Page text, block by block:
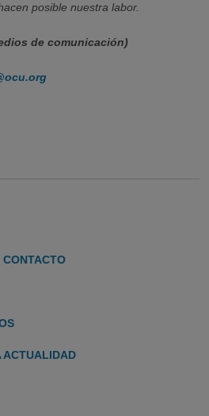
posible nuestra labor.
de comunicación)
CONTACTO
ACTUALIDAD